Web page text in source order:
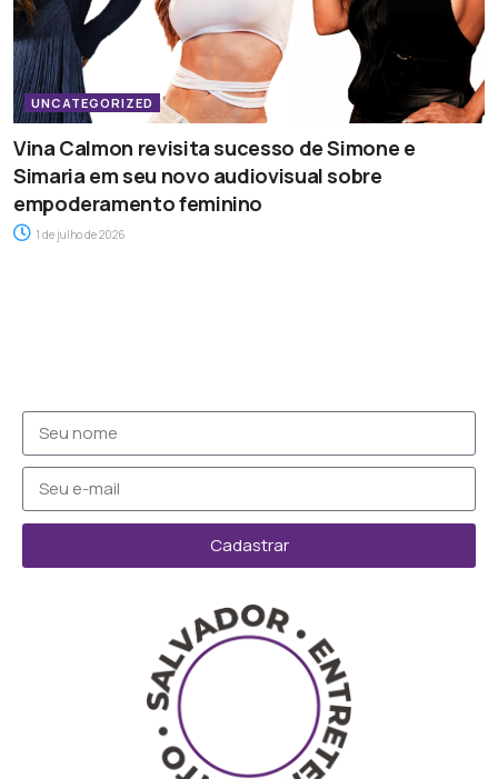
UNCATEGORIZED
Vina Calmon revisita sucesso de Simone e
Simaria em seu novo audiovisual sobre
empoderamento feminino
1 de julho de 2026
Cadastrar